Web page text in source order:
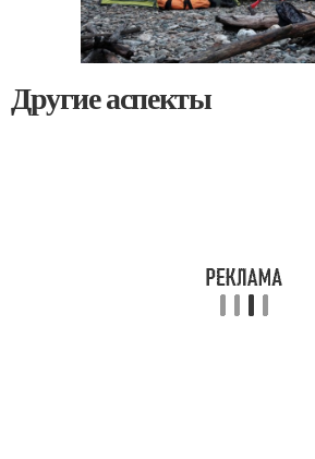
Другие аспекты